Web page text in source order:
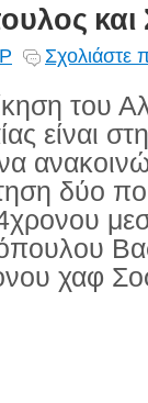
και
Σχολιάστε
του
είναι
δύο
χαφ